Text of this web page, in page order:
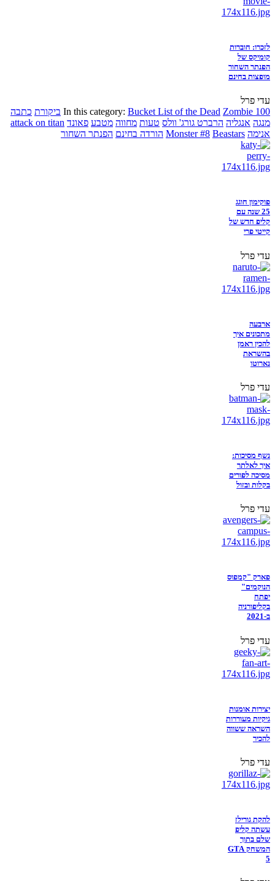
לזכרו: חוברות
קומיקס של
הפנתר השחור
מופצות בחינם
עדי פרל
In this category: Bucket List of the Dead Zombie 100 ביקורת כתבה
מנגה אנגליה הרברט גורג' וולס טעות מחווה מטבע פאונד attack on titan
אנימה
Monster #8 Beastars הורדה בחינם הפנתר השחור
פוקימון חוגג
25 שנה עם
קליפ חדש של
קייטי פרי
עדי פרל
ארבעה
מתכונים איך
להכין ראמן
בהשראת
נארוטו
עדי פרל
נשף מסיכות:
איך לאלתר
מסיכה לפורים
בקלות ובזול
עדי פרל
פארק "קמפוס
הנוקמים"
יפתח
בקליפורניה
ב-2021
עדי פרל
יצירות אומנות
גיקיות מעוררות
השראה ששווה
להכיר
עדי פרל
להקת גורילז
עשתה קליפ
שלם בתוך
המשחק GTA
5